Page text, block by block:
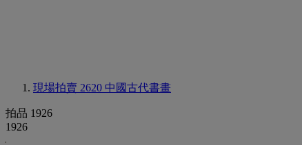
現場拍賣 2620 中國古代書畫
拍品 1926
1926